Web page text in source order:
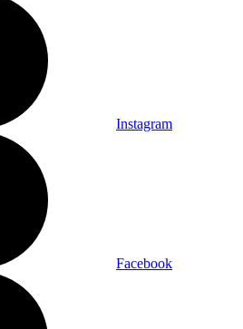
Instagram
Facebook